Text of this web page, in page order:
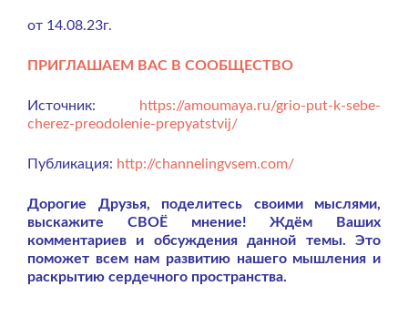
от 14.08.23г.
ПРИГЛАШАЕМ ВАС В СООБЩЕСТВО
Источник: https://amoumaya.ru/grio-put-k-sebe-
cherez-preodolenie-prepyatstvij/
Публикация: http://channelingvsem.com/
Дорогие Друзья, поделитесь своими мыслями,
выскажите СВОЁ мнение! Ждём Ваших
комментариев и обсуждения данной темы. Это
поможет всем нам развитию нашего мышления и
раскрытию сердечного пространства.